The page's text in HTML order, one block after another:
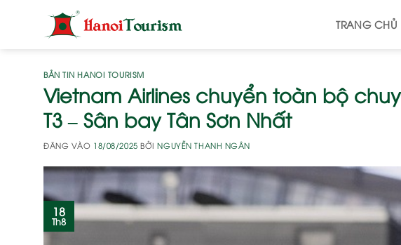
TRANG CHỦ
BẢN TIN HANOI TOURISM
Vietnam Airlines chuyển toàn bộ
T3 – Sân bay Tân Sơn Nhất
ĐĂNG VÀO 18/08/2025 BỞINGUYỄN THANH NGÂN
18
Th8